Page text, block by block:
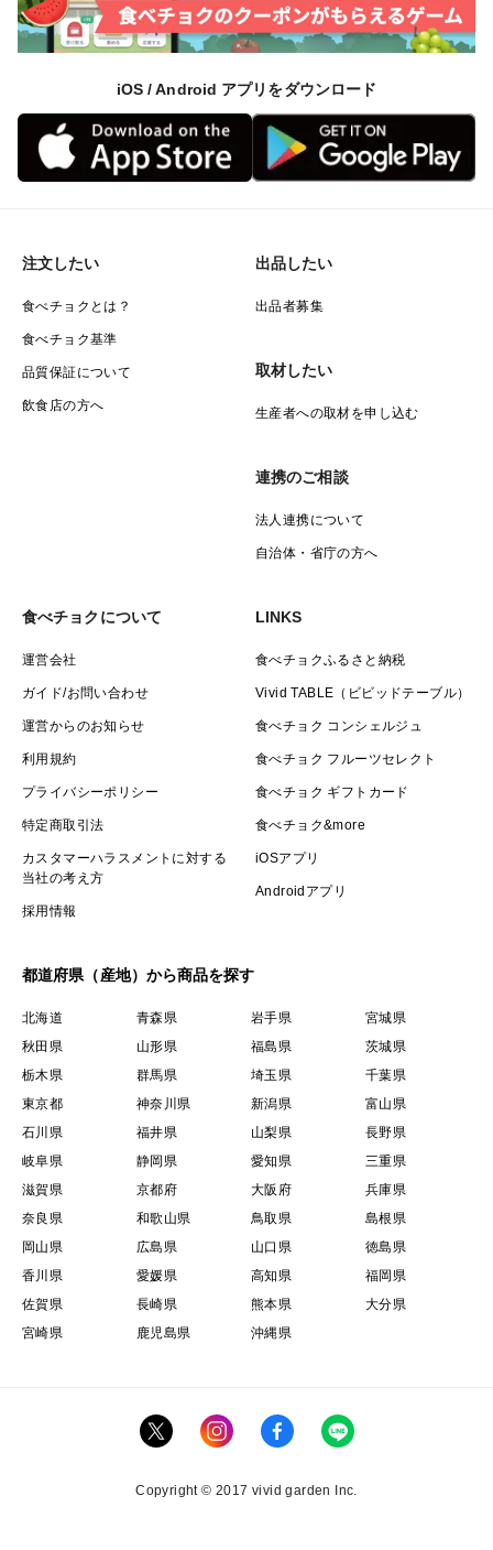
iOS / Android アプリをダウンロード
注文したい
食べチョクとは？
食べチョク基準
品質保証について
飲食店の方へ
出品したい
出品者募集
取材したい
生産者への取材を申し込む
連携のご相談
法人連携について
自治体・省庁の方へ
食べチョクについて
運営会社
ガイド/お問い合わせ
運営からのお知らせ
利用規約
プライバシーポリシー
特定商取引法
カスタマーハラスメントに対する
当社の考え方
採用情報
LINKS
食べチョクふるさと納税
Vivid TABLE（ビビッドテーブル）
食べチョク コンシェルジュ
食べチョク フルーツセレクト
食べチョク ギフトカード
食べチョク&more
iOSアプリ
Androidアプリ
都道府県（産地）から商品を探す
北海道 青森県 岩手県
宮城県
秋田県
山形県 福島県
茨城県
栃木県
群馬県 埼玉県
千葉県
東京都
神奈川県 新潟県
富山県
石川県
福井県 山梨県
長野県
岐阜県
静岡県 愛知県
三重県
滋賀県
京都府 大阪府
兵庫県
奈良県
和歌山県 鳥取県
島根県
岡山県
広島県 山口県
徳島県
香川県
愛媛県 高知県
福岡県
佐賀県
長崎県 熊本県
大分県
宮崎県
鹿児島県 沖縄県
Copyright © 2017 vivid garden Inc.